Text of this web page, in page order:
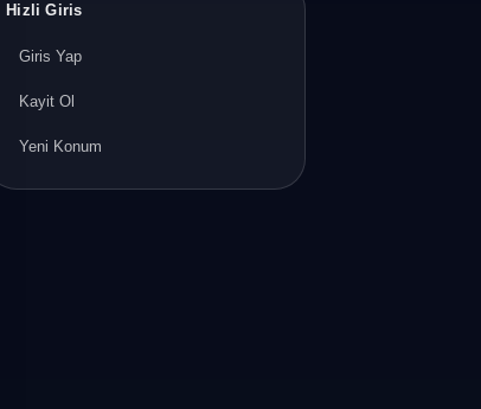
Hizli Giris
Giris Yap
Kayit Ol
Yeni Konum